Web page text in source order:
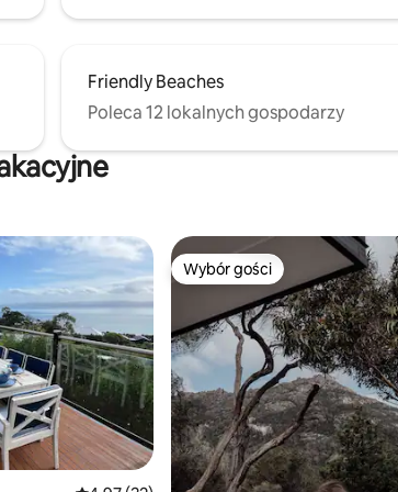
Friendly Beaches
Poleca 12 lokalnych gospodarzy
75
Wybór gości
Wybór gości